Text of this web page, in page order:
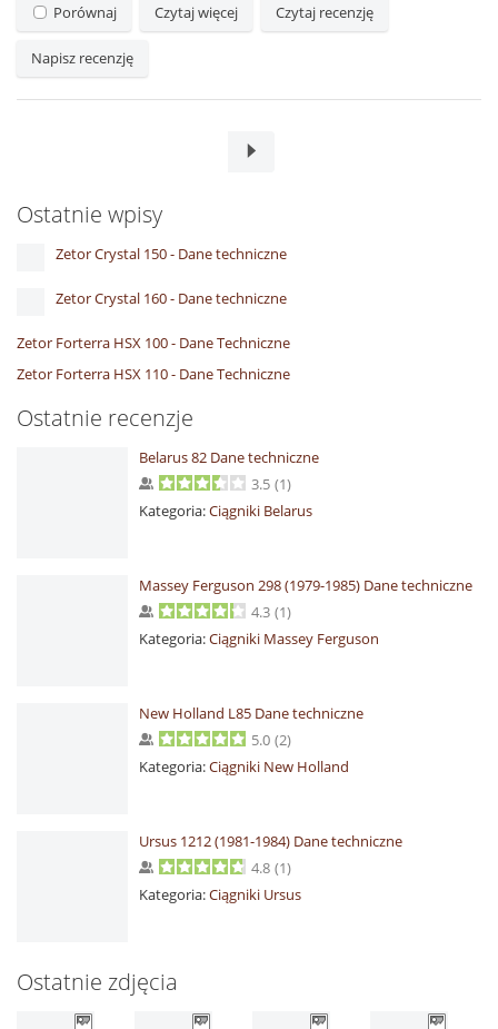
Porównaj Czytaj więcej Czytaj recenzję
Napisz recenzję
Ostatnie wpisy
Zetor Crystal 150 - Dane techniczne
Zetor Crystal 160 - Dane techniczne
Zetor Forterra HSX 100 - Dane Techniczne
Zetor Forterra HSX 110 - Dane Techniczne
Ostatnie recenzje
Belarus 82 Dane techniczne
3.5 (1)
Kategoria:Ciągniki Belarus
Massey Ferguson 298 (1979-1985) Dane techniczne
4.3 (1)
Kategoria:Ciągniki Massey Ferguson
New Holland L85 Dane techniczne
5.0 (2)
Kategoria:Ciągniki New Holland
Ursus 1212 (1981-1984) Dane techniczne
4.8 (1)
Kategoria:Ciągniki Ursus
Ostatnie zdjęcia